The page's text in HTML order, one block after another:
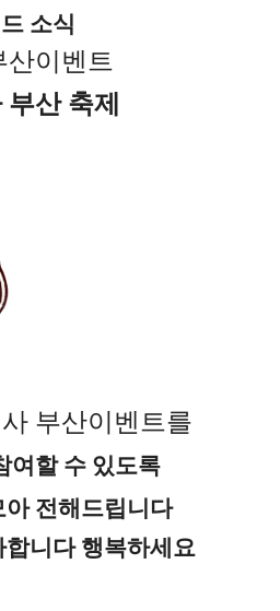
소식
산이벤트
산 축제
부산이벤트를
여할 수 있도록
전해드립니다
니다 행복하세요